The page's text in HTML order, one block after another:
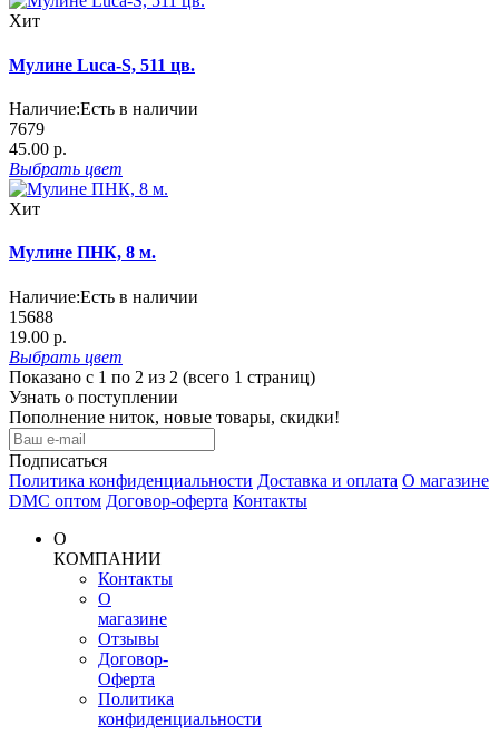
Хит
Мулине Luca-S, 511 цв.
Наличие:Есть в наличии
7679
45.00 р.
Выбрать цвет
Хит
Мулине ПНК, 8 м.
Наличие:Есть в наличии
15688
19.00 р.
Выбрать цвет
Показано с 1 по 2 из 2 (всего 1 страниц)
Узнать о поступлении
Пополнение ниток, новые товары, скидки!
Подписаться
Политика конфиденциальности Доставка и оплата О магазине
DMC оптом Договор-оферта Контакты
О
КОМПАНИИ
Контакты
О
магазине
Отзывы
Договор-
Оферта
Политика
конфиденциальности